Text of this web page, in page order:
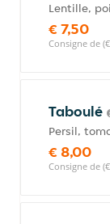
Lentille,
€ 7,50
Consigne de
Taboulé
Persil,
€ 8,00
Consigne de